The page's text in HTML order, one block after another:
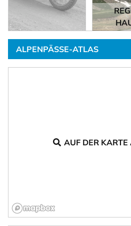
ALPENPÄSSE-ATLAS
AUF DER KARTE